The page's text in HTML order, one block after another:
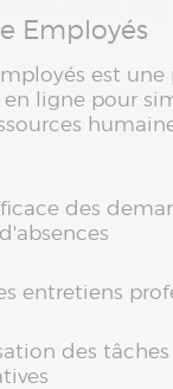
Employés
est
ligne pour
des
entretiens
des tâches